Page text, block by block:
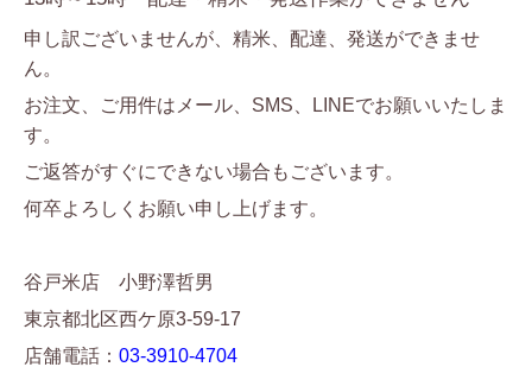
申し訳ございませんが、精米、配達、発送ができませ
ん。
お注文、ご用件はメール、SMS、LINEでお願いいたしま
す。
ご返答がすぐにできない場合もございます。
何卒よろしくお願い申し上げます。
谷戸米店 小野澤哲男
東京都北区西ケ原3-59-17
店舗電話： 03-3910-4704